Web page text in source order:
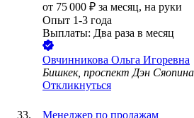
от 75 000 ₽ за месяц, на руки
Опыт 1-3 года
Выплаты: Два раза в месяц
Овчинникова Ольга Игоревна
Бишкек, проспект Дэн
Откликнуться
Менеджер по продажам